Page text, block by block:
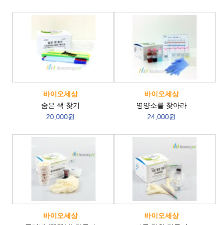
바이오세상
숨은 색 찾기
20,000원
바이오세상
영양소를 찾아라
24,000원
바이오세상
바이오세상